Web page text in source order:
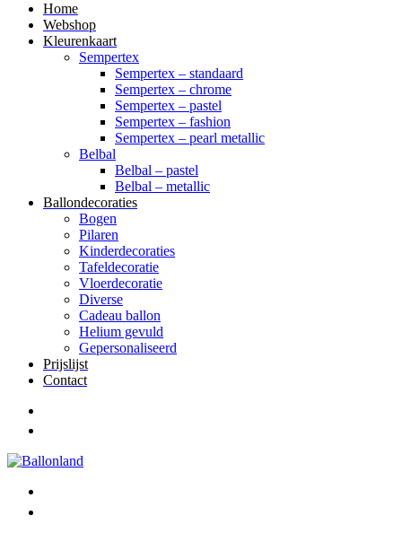
Home
Webshop
Kleurenkaart
Sempertex
Sempertex – standaard
Sempertex – chrome
Sempertex – pastel
Sempertex – fashion
Sempertex – pearl metallic
Belbal
Belbal – pastel
Belbal – metallic
Ballondecoraties
Bogen
Pilaren
Kinderdecoraties
Tafeldecoratie
Vloerdecoratie
Diverse
Cadeau ballon
Helium gevuld
Gepersonaliseerd
Prijslijst
Contact